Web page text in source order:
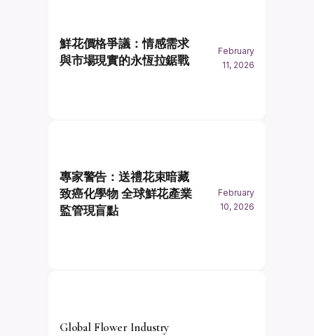
鮮花價格爭議：情感需求
與市場現實的永恆拉鋸戰
February
11, 2026
專家警告：送禮花束暗藏
致癌化學物 全球鮮花產業
監管現盲點
February
10, 2026
Global Flower Industry